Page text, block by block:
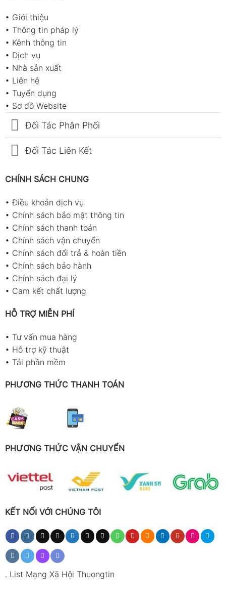
• Giới thiệu
• Thông tin pháp lý
• Kênh thông tin
• Dịch vụ
• Nhà sản xuất
• Liên hệ
• Tuyển dụng
• Sơ đồ Website
Đối Tác Phân Phối
Đối Tác Liên Kết
CHÍNH SÁCH CHUNG
•Điều khoản dịch vụ
• Chính sách bảo mật thông tin
• Chính sách thanh toán
• Chính sách vận chuyển
• Chính sách đổi trả & hoàn tiền
• Chính sách bảo hành
• Chính sách đại lý
• Cam kết chất lượng
HỖ TRỢ MIỄN PHÍ
• Tư vấn mua hàng
• Hỗ trợ kỹ thuật
• Tải phần mềm
PHƯƠNG THỨC THANH TOÁN
PHƯƠNG THỨC VẬN CHUYỂN
KẾT NỐI VỚI CHÚNG TÔI
. List Mạng Xã Hội Thuongtin